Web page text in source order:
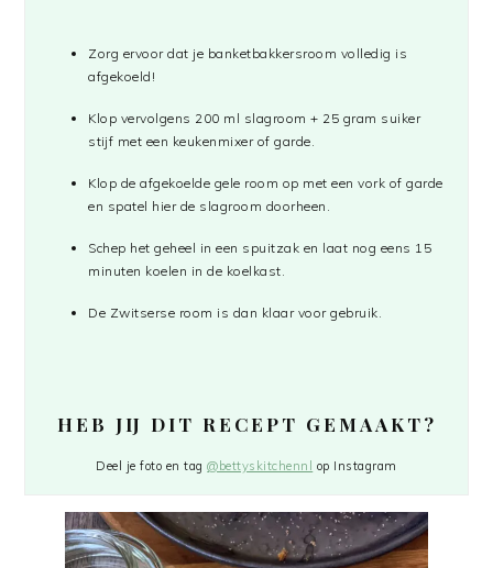
Zorg ervoor dat je banketbakkersroom volledig is
afgekoeld!
Klop vervolgens 200 ml slagroom + 25 gram suiker
stijf met een keukenmixer of garde.
Klop de afgekoelde gele room op met een vork of garde
en spatel hier de slagroom doorheen.
Schep het geheel in een spuitzak en laat nog eens 15
minuten koelen in de koelkast.
De Zwitserse room is dan klaar voor gebruik.
HEB JIJ DIT RECEPT GEMAAKT?
Deel je foto en tag@bettyskitchennl op Instagram